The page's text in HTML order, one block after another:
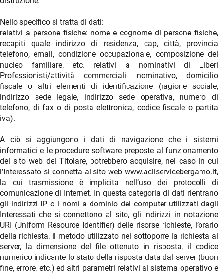
Nello specifico si tratta di dati:
relativi a persone fisiche: nome e cognome di persone fisiche,
recapiti quale indirizzo di residenza, cap, città, provincia
telefono, email, condizione occupazionale, composizione del
nucleo familiare, etc. relativi a nominativi di Liberi
Professionisti/attività commerciali: nominativo, domicilio
fiscale o altri elementi di identificazione (ragione sociale,
indirizzo sede legale, indirizzo sede operativa, numero di
telefono, di fax o di posta elettronica, codice fiscale o partita
iva).
A ciò si aggiungono i dati di navigazione che i sistemi
informatici e le procedure software preposte al funzionamento
del sito web del Titolare, potrebbero acquisire, nel caso in cui
l’Interessato si connetta al sito web www.acliservicebergamo.it,
la cui trasmissione è implicita nell’uso dei protocolli di
comunicazione di Internet. In questa categoria di dati rientrano
gli indirizzi IP o i nomi a dominio dei computer utilizzati dagli
Interessati che si connettono al sito, gli indirizzi in notazione
URI (Uniform Resource Identifier) delle risorse richieste, l’orario
della richiesta, il metodo utilizzato nel sottoporre la richiesta al
server, la dimensione del file ottenuto in risposta, il codice
numerico indicante lo stato della risposta data dal server (buon
fine, errore, etc.) ed altri parametri relativi al sistema operativo e